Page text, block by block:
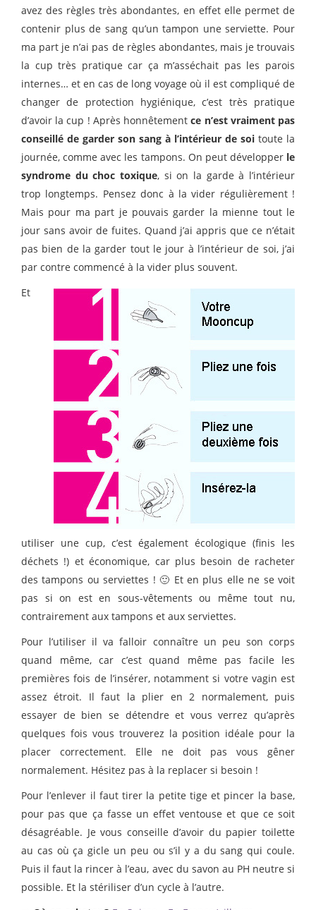
avez des règles très abondantes, en effet elle permet de
contenir plus de sang qu’un tampon une serviette. Pour
ma part je n’ai pas de règles abondantes, mais je trouvais
la cup très pratique car ça m’asséchait pas les parois
internes… et en cas de long voyage où il est compliqué de
changer de protection hygiénique, c’est très pratique
d’avoir la cup ! Après honnêtementce n’est vraiment pas
conseillé de garder son sang à l’intérieur de soi toute la
journée, comme avec les tampons. On peut développer le
syndrome du choc toxique, si on la garde à l’intérieur
trop longtemps. Pensez donc à la vider régulièrement !
Mais pour ma part je pouvais garder la mienne tout le
jour sans avoir de fuites. Quand j’ai appris que ce n’était
pas bien de la garder tout le jour à l’intérieur de soi, j’ai
par contre commencé à la vider plus souvent.
Et
utiliser une cup, c’est également écologique (finis les
déchets !) et économique, car plus besoin de racheter
des tampons ou serviettes ! 🙂 Et en plus elle ne se voit
pas si on est en sous-vêtements ou même tout nu,
contrairement aux tampons et aux serviettes.
Pour l’utiliser il va falloir connaître un peu son corps
quand même, car c’est quand même pas facile les
premières fois de l’insérer, notamment si votre vagin est
assez étroit. Il faut la plier en 2 normalement, puis
essayer de bien se détendre et vous verrez qu’après
quelques fois vous trouverez la position idéale pour la
placer correctement. Elle ne doit pas vous gêner
normalement. Hésitez pas à la replacer si besoin !
Pour l’enlever il faut tirer la petite tige et pincer la base,
pour pas que ça fasse un effet ventouse et que ce soit
désagréable. Je vous conseille d’avoir du papier toilette
au cas où ça gicle un peu ou s’il y a du sang qui coule.
Puis il faut la rincer à l’eau, avec du savon au PH neutre si
possible. Et la stériliser d’un cycle à l’autre.